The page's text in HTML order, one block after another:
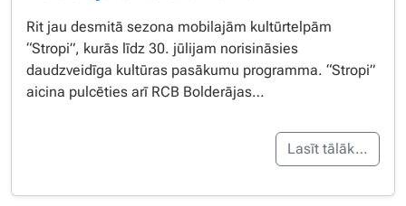
Rit jau desmitā sezona mobilajām kultūrtelpām
“Stropi”, kurās līdz 30. jūlijam norisināsies
daudzveidīga kultūras pasākumu programma. “Stropi”
aicina pulcēties arī RCB Bolderājas…
Lasīt tālāk…